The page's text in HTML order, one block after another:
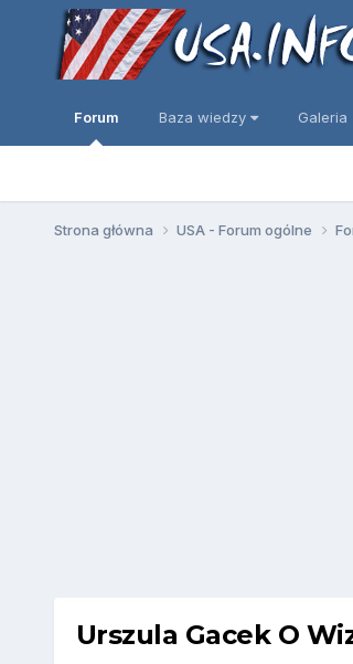
Forum Baza wiedzy Galeria
Strona główna USA - Forum ogólne
Urszula Gacek O